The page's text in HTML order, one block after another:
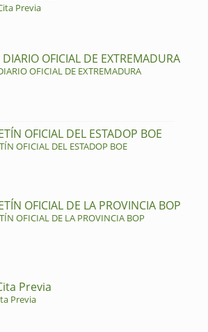
Previa
OFICIAL DE EXTREMADURA
OFICIAL DE EXTREMADURA
OFICIAL DEL ESTADOP BOE
OFICIAL DEL ESTADOP BOE
OFICIAL DE LA PROVINCIA BOP
OFICIAL DE LA PROVINCIA BOP
Previa
Previa